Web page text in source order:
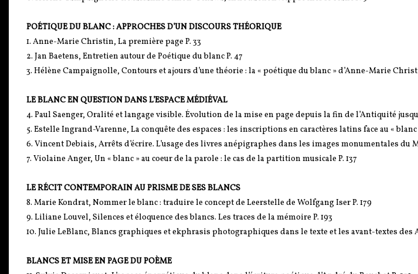
POÉTIQUE DU BLANC : APPROCHES D’UN DISCOURS THÉORIQUE
1. Anne-Marie Christin, La première page P. 33
2. Jan Baetens, Entretien autour de Poétique du blanc P. 47
3. Hélène Campaignolle, Contours et ajours d’une théorie : la « poétique du blanc » d’Anne-Marie
LE BLANC EN QUESTION DANS L’ESPACE MÉDIÉVAL
4. Paul Saenger, Oralité et langage visible. Évolution de la mise en page depuis la fin de l’Antiquité
5. Estelle Ingrand-Varenne, La conquête des espaces : les inscriptions en caractères latins face au « blanc
6. Vincent Debiais, Arrêts d’écrire. L’usage des livres anépigraphes dans les images monumentales du
7. Violaine Anger, Un « blanc » au coeur de la parole : le cas de la partition musicale P. 137
LE RÉCIT CONTEMPORAIN AU PRISME DE SES BLANCS
8. Marie Kondrat, Nommer le blanc : traduire le concept de Leerstelle de Wolfgang Iser P. 179
9. Liliane Louvel, Silences et éloquence des blancs. Les traces de la mémoire P. 193
10. Julie LeBlanc, Blancs graphiques et ekphrasis photographiques dans le texte et les avant-textes des
BLANCS ET MISE EN PAGE DU POÈME